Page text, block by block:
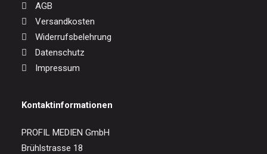
AGB
Versandkosten
Widerrufsbelehrung
Datenschutz
Impressum
Kontaktinformationen
PROFIL MEDIEN GmbH
Brühlstrasse 18